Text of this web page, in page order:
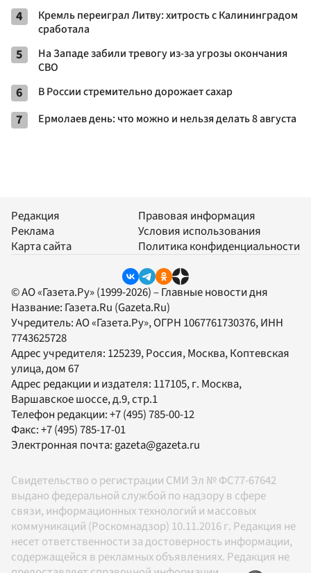
4
Кремль переиграл Литву: хитрость с Калининградом
сработала
5
На Западе забили тревогу из-за угрозы окончания
СВО
6 В России стремительно дорожает сахар
7 Ермолаев день: что можно и нельзя делать 8 августа
Редакция
Реклама
Карта сайта
Правовая информация
Условия использования
Политика конфиденциальности
© АО «Газета.Ру» (1999-2026) – Главные новости дня
Название: Газета.Ru (Gazeta.Ru)
Учредитель:АО «Газета.Ру», ОГРН 1067761730376, ИНН
7743625728
Адрес учредителя: 125239, Россия, Москва, Коптевская
улица, дом 67
Адрес редакции и издателя: 117105, г. Москва,
Варшавское шоссе, д.9, стр.1
Телефон редакции:+7 (495) 785-00-12
Факс:+7 (495) 785-17-01
Электронная почта:gazeta@gazeta.ru
Свидетельство о регистрации СМИ Эл № ФС77-67642
выдано федеральной службой по надзору в сфере
связи, информационных технологий и массовых
коммуникаций (Роскомнадзор) 10.11.2016 г. Редакция не
несет ответственности за достоверность информации,
содержащейся в рекламных объявлениях. Редакция не